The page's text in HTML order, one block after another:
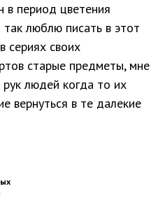
в период цветения
люблю писать в этот
сериях своих
старые предметы, мне
людей когда то их
вернуться в те далекие